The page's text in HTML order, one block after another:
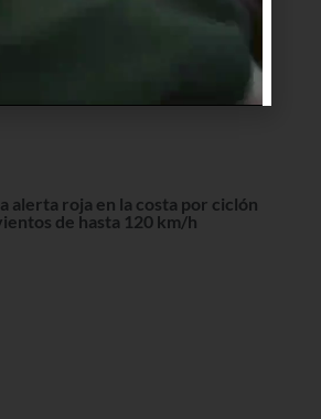
alerta roja en la costa por ciclón
de hasta 120 km/h